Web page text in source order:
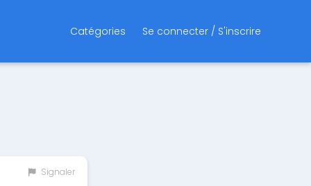
Catégories Se connecter / S'inscrire
Signaler